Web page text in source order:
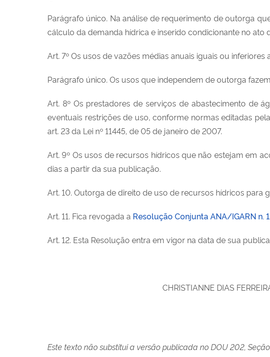
Parágrafo único. Na análise de requerimento de outorga
cálculo da demanda hídrica e inserido condicionante no
Art. 7º Os usos de vazões médias anuais iguais ou
Parágrafo único. Os usos que independem de outorga
Art. 8º Os prestadores de serviços de abastecimento de
eventuais restrições de uso, conforme normas editadas
art. 23 da Lei nº 11445, de 05 de janeiro de 2007.
Art. 9º Os usos de recursos hídricos que não estejam em
dias a partir da sua publicação.
Art. 10. Outorga de direito de uso de recursos hídricos para
Art. 11. Fica revogada a Resolução Conjunta ANA/IGARN n.
Art. 12. Esta Resolução entra em vigor na data de sua
CHRISTIANNE DIAS
Este texto não substitui a versão publicada no DOU 202,